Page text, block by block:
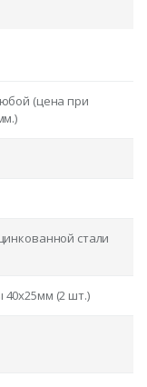
(цена при
стали
(2 шт.)